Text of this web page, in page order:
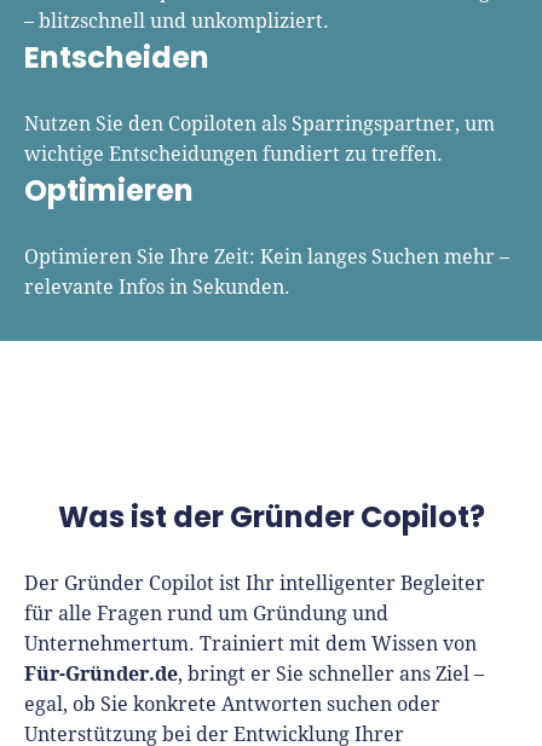
Lohnsoftware
Vergleiche
Geschäftskonto eröffnen
Richtig versichern
Steuerberatung
Software
Deals
– blitzschnell und unkompliziert.
Entscheiden
Nutzen Sie den Copiloten als Sparringspartner, um
wichtige Entscheidungen fundiert zu treffen.
Optimieren
Optimieren Sie Ihre Zeit: Kein langes Suchen mehr –
relevante Infos in Sekunden.
Was ist der Gründer Copilot?
Der Gründer Copilot ist Ihr intelligenter Begleiter
für alle Fragen rund um Gründung und
Unternehmertum. Trainiert mit dem Wissen von
Für-Gründer.de, bringt er Sie schneller ans Ziel –
egal, ob Sie konkrete Antworten suchen oder
Unterstützung bei der Entwicklung Ihrer